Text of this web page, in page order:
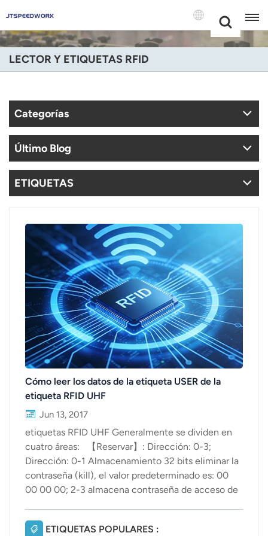
+86 -18681515767
English
Français
Deutsch
Português
Nederland
عربي
日语
한국어
Türk
Polski
แบบไทย
Indonesia
LECTOR Y ETIQUETAS RFID
Categorías
Último Blog
ETIQUETAS
Cómo leer los datos de la etiqueta USER de la
etiqueta RFID UHF
Jun 13, 2017
etiquetas RFID UHF Generalmente se dividen en
cuatro áreas: 【Reservar】: Dirección: 0-3;
Dirección: 0-1 Almacenamiento 32 bits eliminar la
contraseña (kill), el valor predeterminado es: 00
00 00 00; 2-3 almacena contraseña de acceso de
00 00 00. Cuando el área no está cifrada o está
cifrada, los datos que contiene pueden ser
ETIQUETAS POPULARES :